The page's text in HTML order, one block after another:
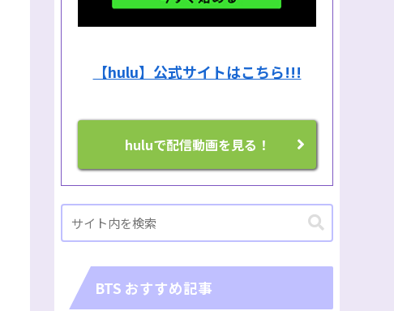
【hulu】公式サイトはこちら!!!
huluで配信動画を見る！
BTS おすすめ記事